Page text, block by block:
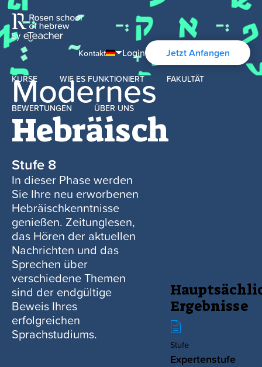
Kontakt
English
Português
Español
Deutsch
Русский
Login Jetzt Anfangen
KURSE
Modernes Hebräisch
Biblisches Hebräisch
WIE ES FUNKTIONIERT FAKULTÄT
BEWERTUNGEN ÜBER UNS
Über uns
Über die Aharon Rosen
Zertifizierung
Kontakt
Blog
Modernes
Hebräisch
Stufe 8
In dieser Phase werden
Sie Ihre neu erworbenen
Hebräischkenntnisse
genießen. Zeitunglesen,
das Hören der aktuellen
Nachrichten und das
Sprechen über
verschiedene Themen
sind der endgültige
Beweis Ihres
erfolgreichen
Sprachstudiums.
Ergebnisse
Stufe
Expertenstufe